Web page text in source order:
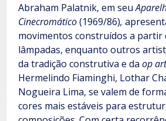
Abraham Palatnik, em seu
Cinecromático(1969/86),
movimentos construídos a partir
lâmpadas, enquanto outros
da tradição construtiva e da op art
Hermelindo Fiaminghi, Lothar
Nogueira Lima, se valem de
cores mais estáveis para